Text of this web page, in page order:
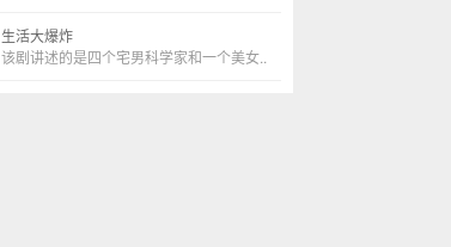
生活大爆炸
该剧讲述的是四个宅男科学家和一个美女..